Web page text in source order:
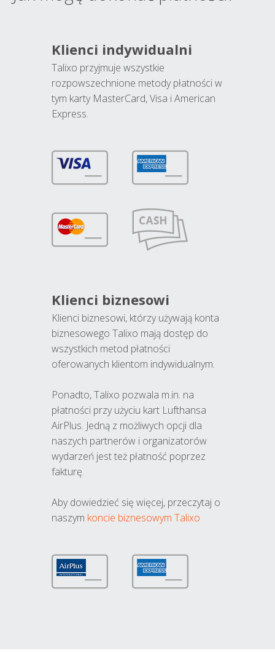
Klienci indywidualni
Talixo przyjmuje wszystkie
rozpowszechnione metody płatności w
tym karty MasterCard, Visa i American
Express.
Klienci biznesowi
Klienci biznesowi, którzy używają konta
biznesowego Talixo mają dostęp do
wszystkich metod płatności
oferowanych klientom indywidualnym.
Ponadto, Talixo pozwala m.in. na
płatności przy użyciu kart Lufthansa
AirPlus. Jedną z możliwych opcji dla
naszych partnerów i organizatorów
wydarzeń jest też płatność poprzez
fakturę.
Aby dowiedzieć się więcej, przeczytaj o
naszym koncie biznesowym Talixo